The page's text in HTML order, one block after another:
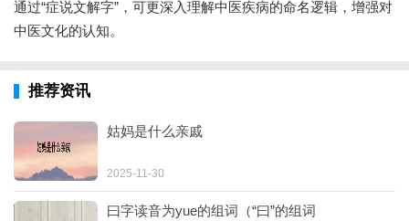
通过“症说文解字”，可更深入理解中医疾病的命名逻辑，增强对
中医文化的认知。
推荐资讯
姑妈是什么亲戚
2025-11-30
曰字读音为yue的组词（“曰”的组词